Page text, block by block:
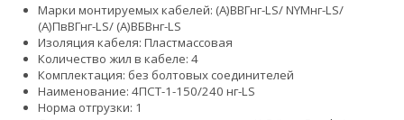
Марки монтируемых кабелей: (А)ВВГнг-LS/ NYMнг-LS/
(А)ПвВГнг-LS/ (А)ВБВнг-LS
Изоляция кабеля: Пластмассовая
Количество жил в кабеле: 4
Комплектация: без болтовых соединителей
Наименование: 4ПСТ-1-150/240 нг-LS
Норма отгрузки: 1